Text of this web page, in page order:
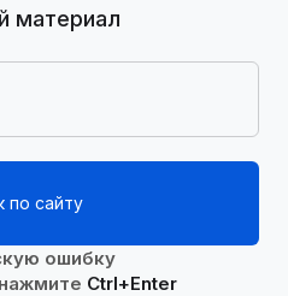
материал
по сайту
ошибку
Ctrl+Enter